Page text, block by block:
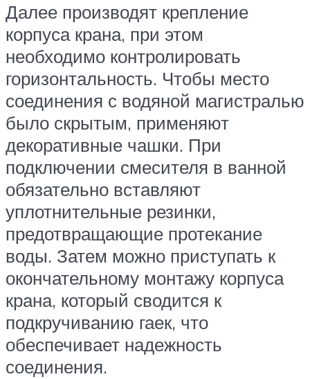
Далее производят крепление
корпуса крана, при этом
необходимо контролировать
горизонтальность. Чтобы место
соединения с водяной магистралью
было скрытым, применяют
декоративные чашки. При
подключении смесителя в ванной
обязательно вставляют
уплотнительные резинки,
предотвращающие протекание
воды. Затем можно приступать к
окончательному монтажу корпуса
крана, который сводится к
подкручиванию гаек, что
обеспечивает надежность
соединения.